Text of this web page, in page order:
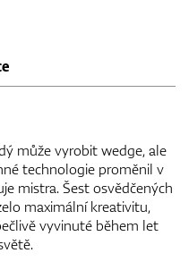
může vyrobit wedge, ale
technologie proměnil v
mistra. Šest osvědčených
maximální kreativitu,
vyvinuté během let